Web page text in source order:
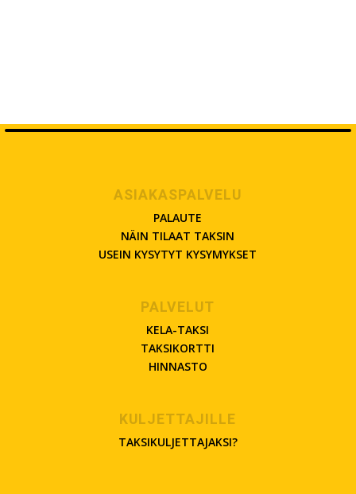
ASIAKASPALVELU
PALAUTE
NÄIN TILAAT TAKSIN
USEIN KYSYTYT KYSYMYKSET
PALVELUT
KELA-TAKSI
TAKSIKORTTI
HINNASTO
KULJETTAJILLE
TAKSIKULJETTAJAKSI?